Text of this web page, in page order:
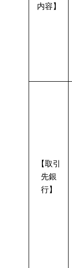
内容】
【取引
先銀
行】